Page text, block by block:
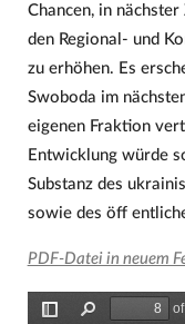
Chancen, in
den Regional- und
zu erhöhen. Es
Swoboda im
eigenen Fraktion
Entwicklung würde
Substanz des
sowie des öff
PDF-Datei in neuem